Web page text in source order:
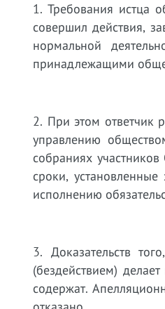
1. Требования истца
совершил действия,
нормальной
принадлежащими
2. При этом ответчик
управлению
собраниях
сроки,
исполнению
3. Доказательств
(бездействием)
содержат.